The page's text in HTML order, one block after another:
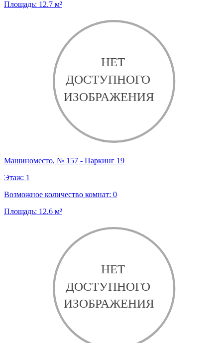
Площадь: 12.7 м²
Машиноместо, № 157 - Паркинг 19
Этаж: 1
Возможное количество комнат: 0
Площадь: 12.6 м²